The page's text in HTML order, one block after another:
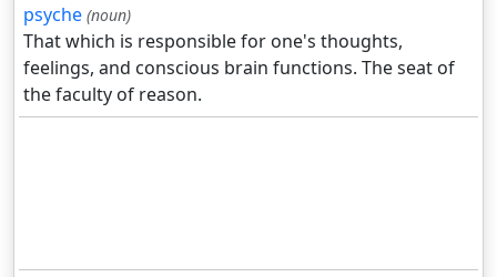
psyche (noun)
That which is responsible for one's thoughts,
feelings, and conscious brain functions. The seat of
the faculty of reason.